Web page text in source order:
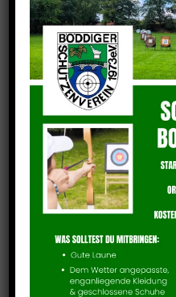
Deutsche
Halle Bogen
Am letzten
Meisterschaft Halle
und somit den
dieses Sportjahr
Auch dieses Mal
Schützen unter den
vertreten und haben
Allen Voraus wieder